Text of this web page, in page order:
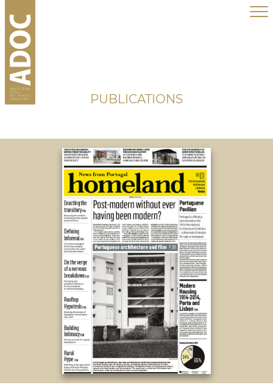
PUBLICATIONS